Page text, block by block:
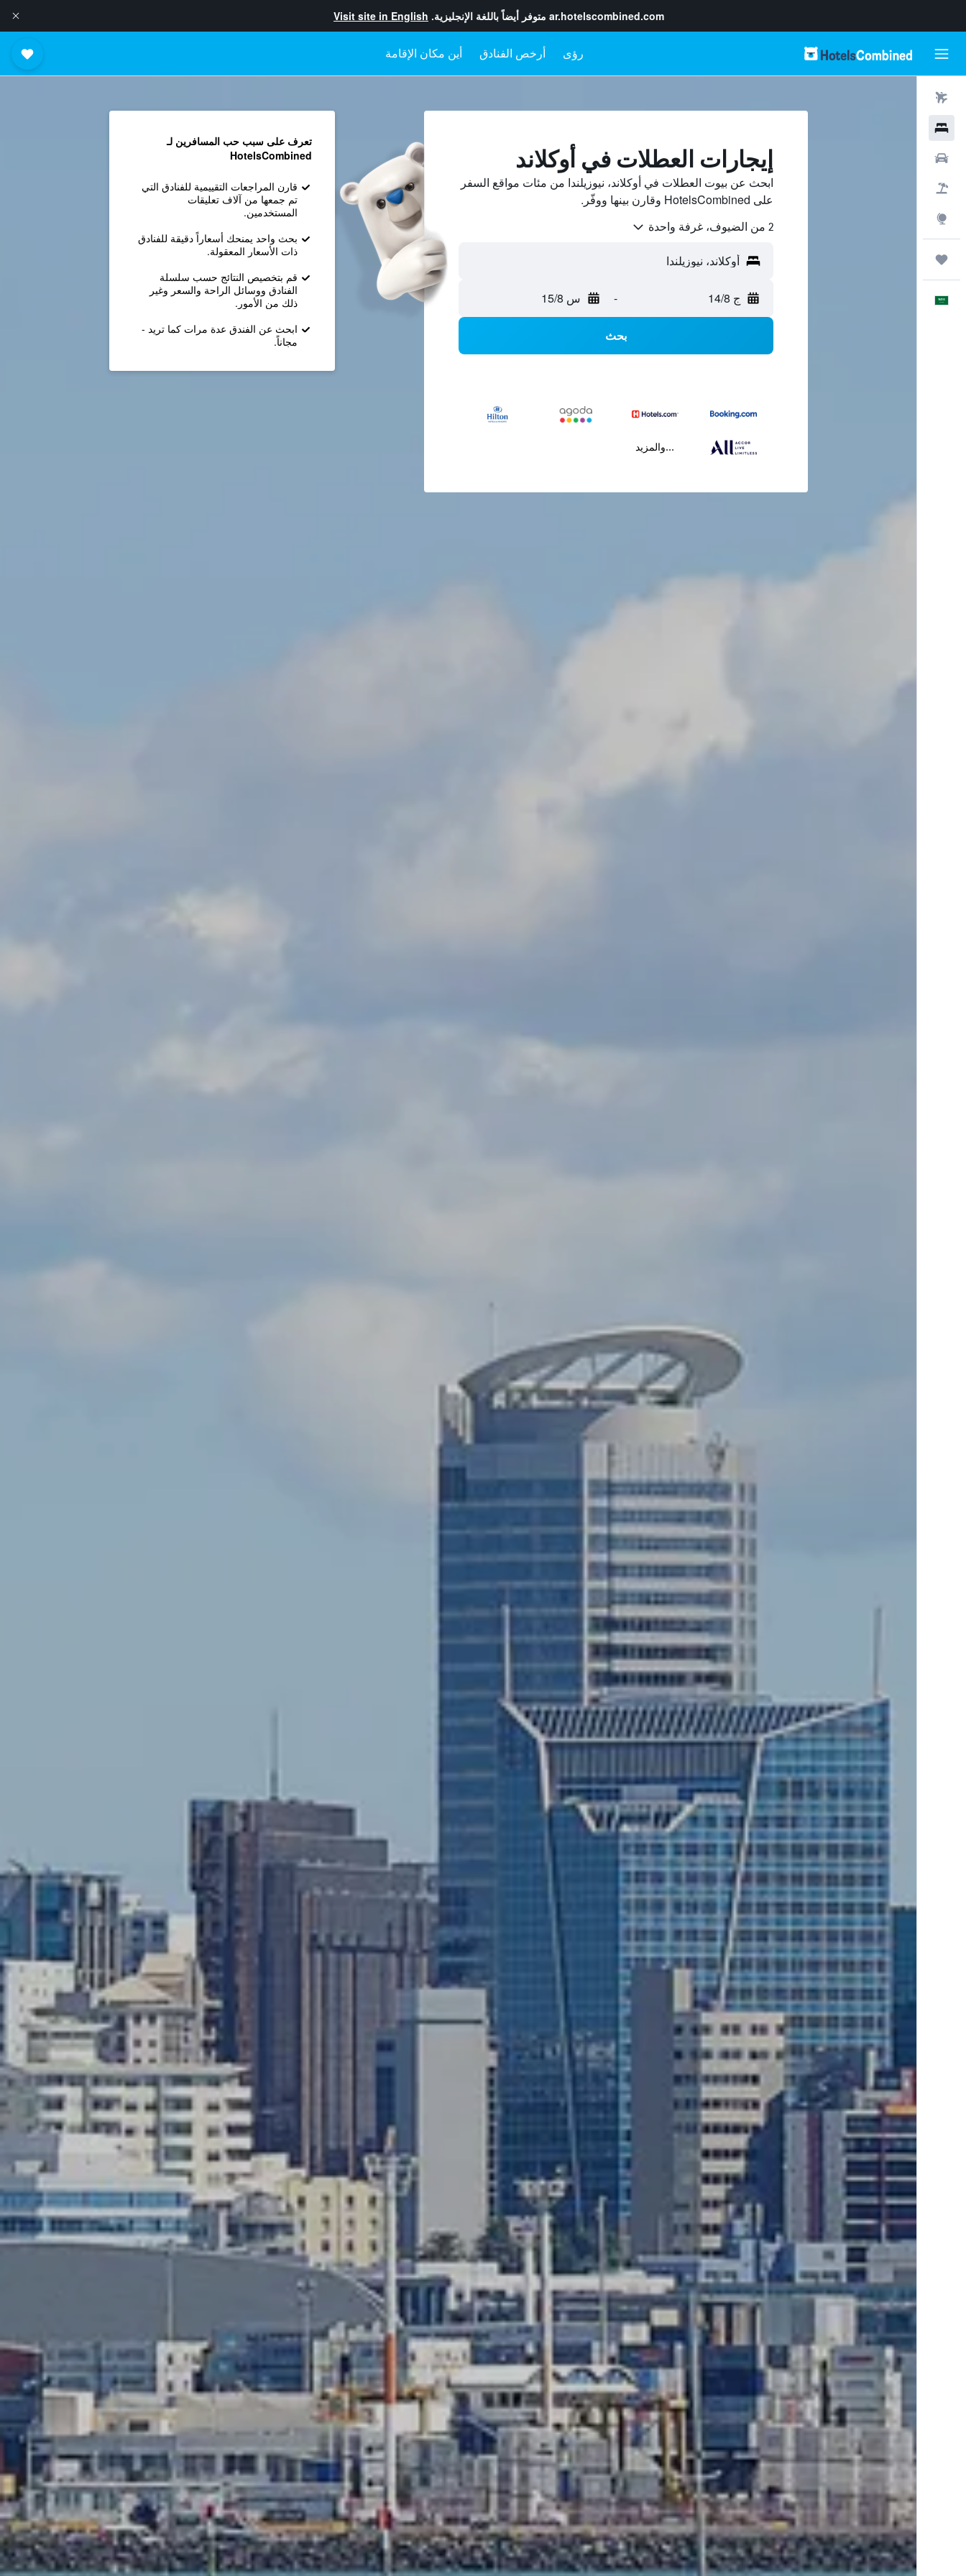
ar.hotelscombined.com متوفر أيضاً باللغة الإنجليزية. Visit site in English
رؤى أرخص الفنادق أين مكان الإقامة
إيجارات العطلات في أوكلاند
ابحث عن بيوت العطلات في أوكلاند، نيوزيلندا من مئات مواقع السفر
على HotelsCombined وقارن بينها ووفّر.
2 من الضيوف، غرفة واحدة
ج 14/8 - س 15/8
بحث
...والمزيد
تعرف على سبب حب المسافرين لـ
HotelsCombined
قارن المراجعات التقييمية للفنادق التي
تم جمعها من آلاف تعليقات
المستخدمين.
بحث واحد يمنحك أسعاراً دقيقة للفنادق
ذات الأسعار المعقولة.
قم بتخصيص النتائج حسب سلسلة
الفنادق ووسائل الراحة والسعر وغير
ذلك من الأمور.
ابحث عن الفندق عدة مرات كما تريد -
مجاناً.